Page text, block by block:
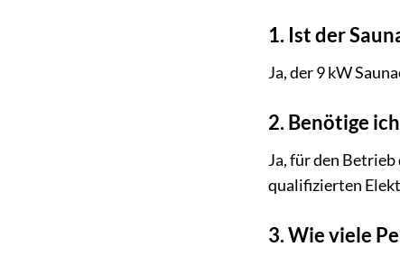
1. Ist der
Ja, der 9 kW
2. Benötige
Ja, für den
qualifizierten
3. Wie viele